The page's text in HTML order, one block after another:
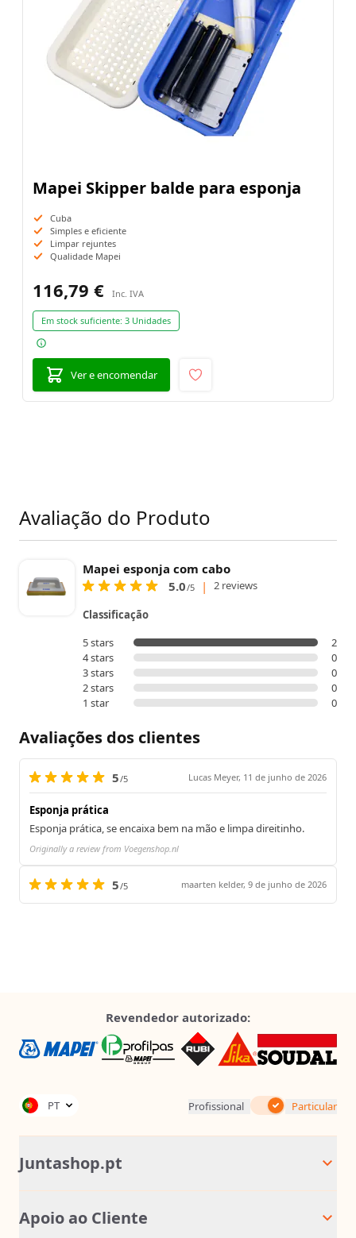
Mapei Skipper balde para esponja
Cuba
Simples e eficiente
Limpar rejuntes
Qualidade Mapei
116,79 €
Em stock suficiente: 3 Unidades
Ver e encomendar
Avaliação do Produto
Mapei esponja com cabo
5.0/5 | 2 reviews
Classificação
5 stars
2
4 stars
0
3 stars
0
2 stars
0
1 star
0
Avaliações dos clientes
5/5 Lucas Meyer, 11 de junho de 2026
Esponja prática
Esponja prática, se encaixa bem na mão e limpa direitinho.
Originally a review from Voegenshop.nl
5/5 maarten kelder, 9 de junho de 2026
Revendedor autorizado:
PT Profissional Inc. IVA Particular
Juntashop.pt
Apoio ao Cliente